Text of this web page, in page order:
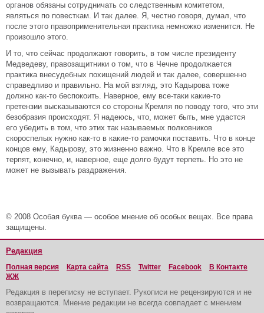
органов обязаны сотрудничать со следственным комитетом,
являться по повесткам. И так далее. Я, честно говоря, думал, что
после этого правоприменительная практика немножко изменится. Не
произошло этого.
И то, что сейчас продолжают говорить, в том числе президенту
Медведеву, правозащитники о том, что в Чечне продолжается
практика внесудебных похищений людей и так далее, совершенно
справедливо и правильно. На мой взгляд, это Кадырова тоже
должно как-то беспокоить. Наверное, ему все-таки какие-то
претензии высказываются со стороны Кремля по поводу того, что эти
безобразия происходят. Я надеюсь, что, может быть, мне удастся
его убедить в том, что этих так называемых полковников
скороспелых нужно как-то в какие-то рамочки поставить. Что в конце
концов ему, Кадырову, это жизненно важно. Что в Кремле все это
терпят, конечно, и, наверное, еще долго будут терпеть. Но это не
может не вызывать раздражения.
© 2008 Особая буква — особое мнение об особых вещах. Все права
защищены.
Редакция
Полная версия Карта сайта RSS Twitter Facebook
В Контакте
ЖЖ
Редакция в переписку не вступает. Рукописи не рецензируются и не
возвращаются. Мнение редакции не всегда совпадает с мнением